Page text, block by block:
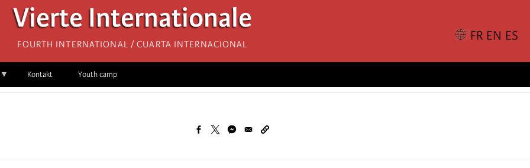
Vierte Internationale
Fourth International / Cuarta Internacional
Kontakt Youth camp